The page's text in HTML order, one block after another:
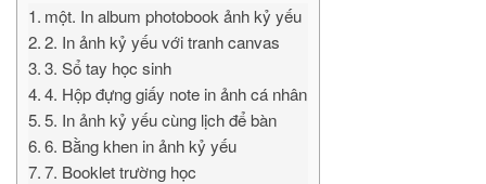
một. In album photobook ảnh kỷ yếu
2. In ảnh kỷ yếu với tranh canvas
3. Sổ tay học sinh
4. Hộp đựng giấy note in ảnh cá nhân
5. In ảnh kỷ yếu cùng lịch để bàn
6. Bằng khen in ảnh kỷ yếu
7. Booklet trường học